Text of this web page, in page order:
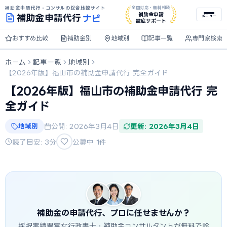
補助金申請代行・コンサルの総合比較サイト
補助金申請代行 ナビ
全国対応・無料相談
補助金申請
徹底サポート
メニュー
おすすめ比較 補助金別 地域別 記事一覧 専門家検索
ホーム 記事一覧
地域別
【2026年版】福山市の補助金申請代行 完全ガイド
【2026年版】福山市の補助金申請代行 完
全ガイド
地域別 公開: 2026年3月4日 更新: 2026年3月4日
読了目安: 3分 公募中 1件
補助金の申請代行、プロに任せませんか？